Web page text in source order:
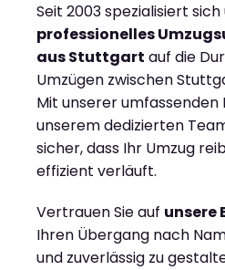
Seit 2003 spezialisiert
professionelles
aus Stuttgart auf die
Umzügen zwischen
Mit unserer umfassenden
unserem dedizierten
sicher, dass Ihr Umzug
effizient verläuft.
Vertrauen Sie auf unsere
Ihren Übergang nach
und zuverlässig zu